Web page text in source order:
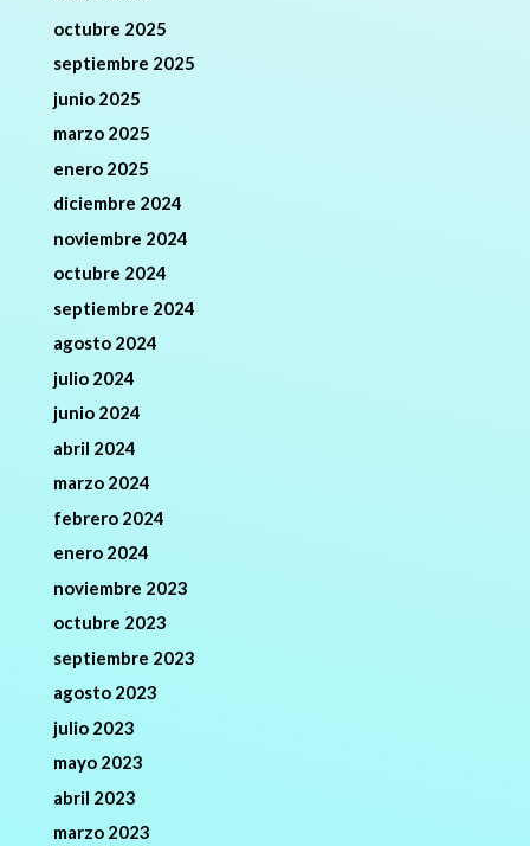
octubre 2025
septiembre 2025
junio 2025
marzo 2025
enero 2025
diciembre 2024
noviembre 2024
octubre 2024
septiembre 2024
agosto 2024
julio 2024
junio 2024
abril 2024
marzo 2024
febrero 2024
enero 2024
noviembre 2023
octubre 2023
septiembre 2023
agosto 2023
julio 2023
mayo 2023
abril 2023
marzo 2023